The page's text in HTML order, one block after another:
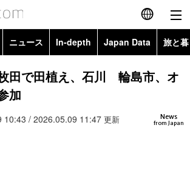
English
简体字
ニュース In-depth Japan Data 旅と
Topics
田で田植え、石川 輪島市、オ
加
News
from Japan
10:43 / 2026.05.09 11:47 更新